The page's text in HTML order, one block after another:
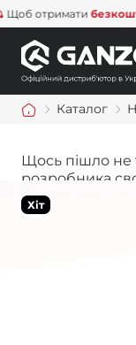
отримати
Каталог
Щось пішло не
розробника
дізнатися
Хіт